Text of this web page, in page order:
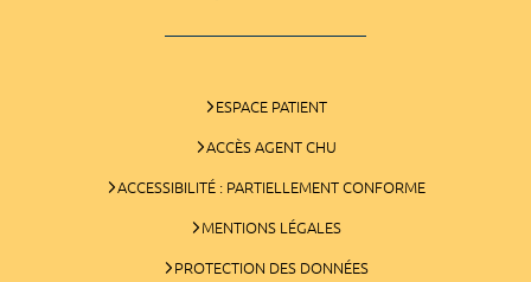
ESPACE PATIENT
ACCÈS AGENT CHU
ACCESSIBILITÉ : PARTIELLEMENT CONFORME
MENTIONS LÉGALES
PROTECTION DES DONNÉES